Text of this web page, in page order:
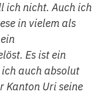
ich nicht. Auch ich
in vielem als
Es ist ein
auch absolut
Kanton Uri seine